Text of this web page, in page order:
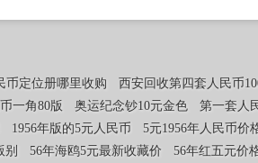
币定位册哪里收购 西安回收第四套人民币
一角80版 奥运纪念钞10元金色 第一套人
1956年版的5元人民币 5元1956年人民币价
别 56年海鸥5元最新收藏价 56年红五元价